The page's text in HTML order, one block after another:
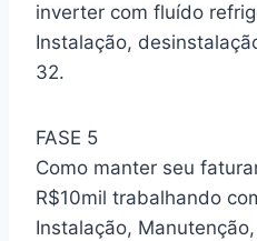
inverter com fluído
Instalação,
32.
FASE 5
Como manter seu
R$10mil trabalhando
Instalação,